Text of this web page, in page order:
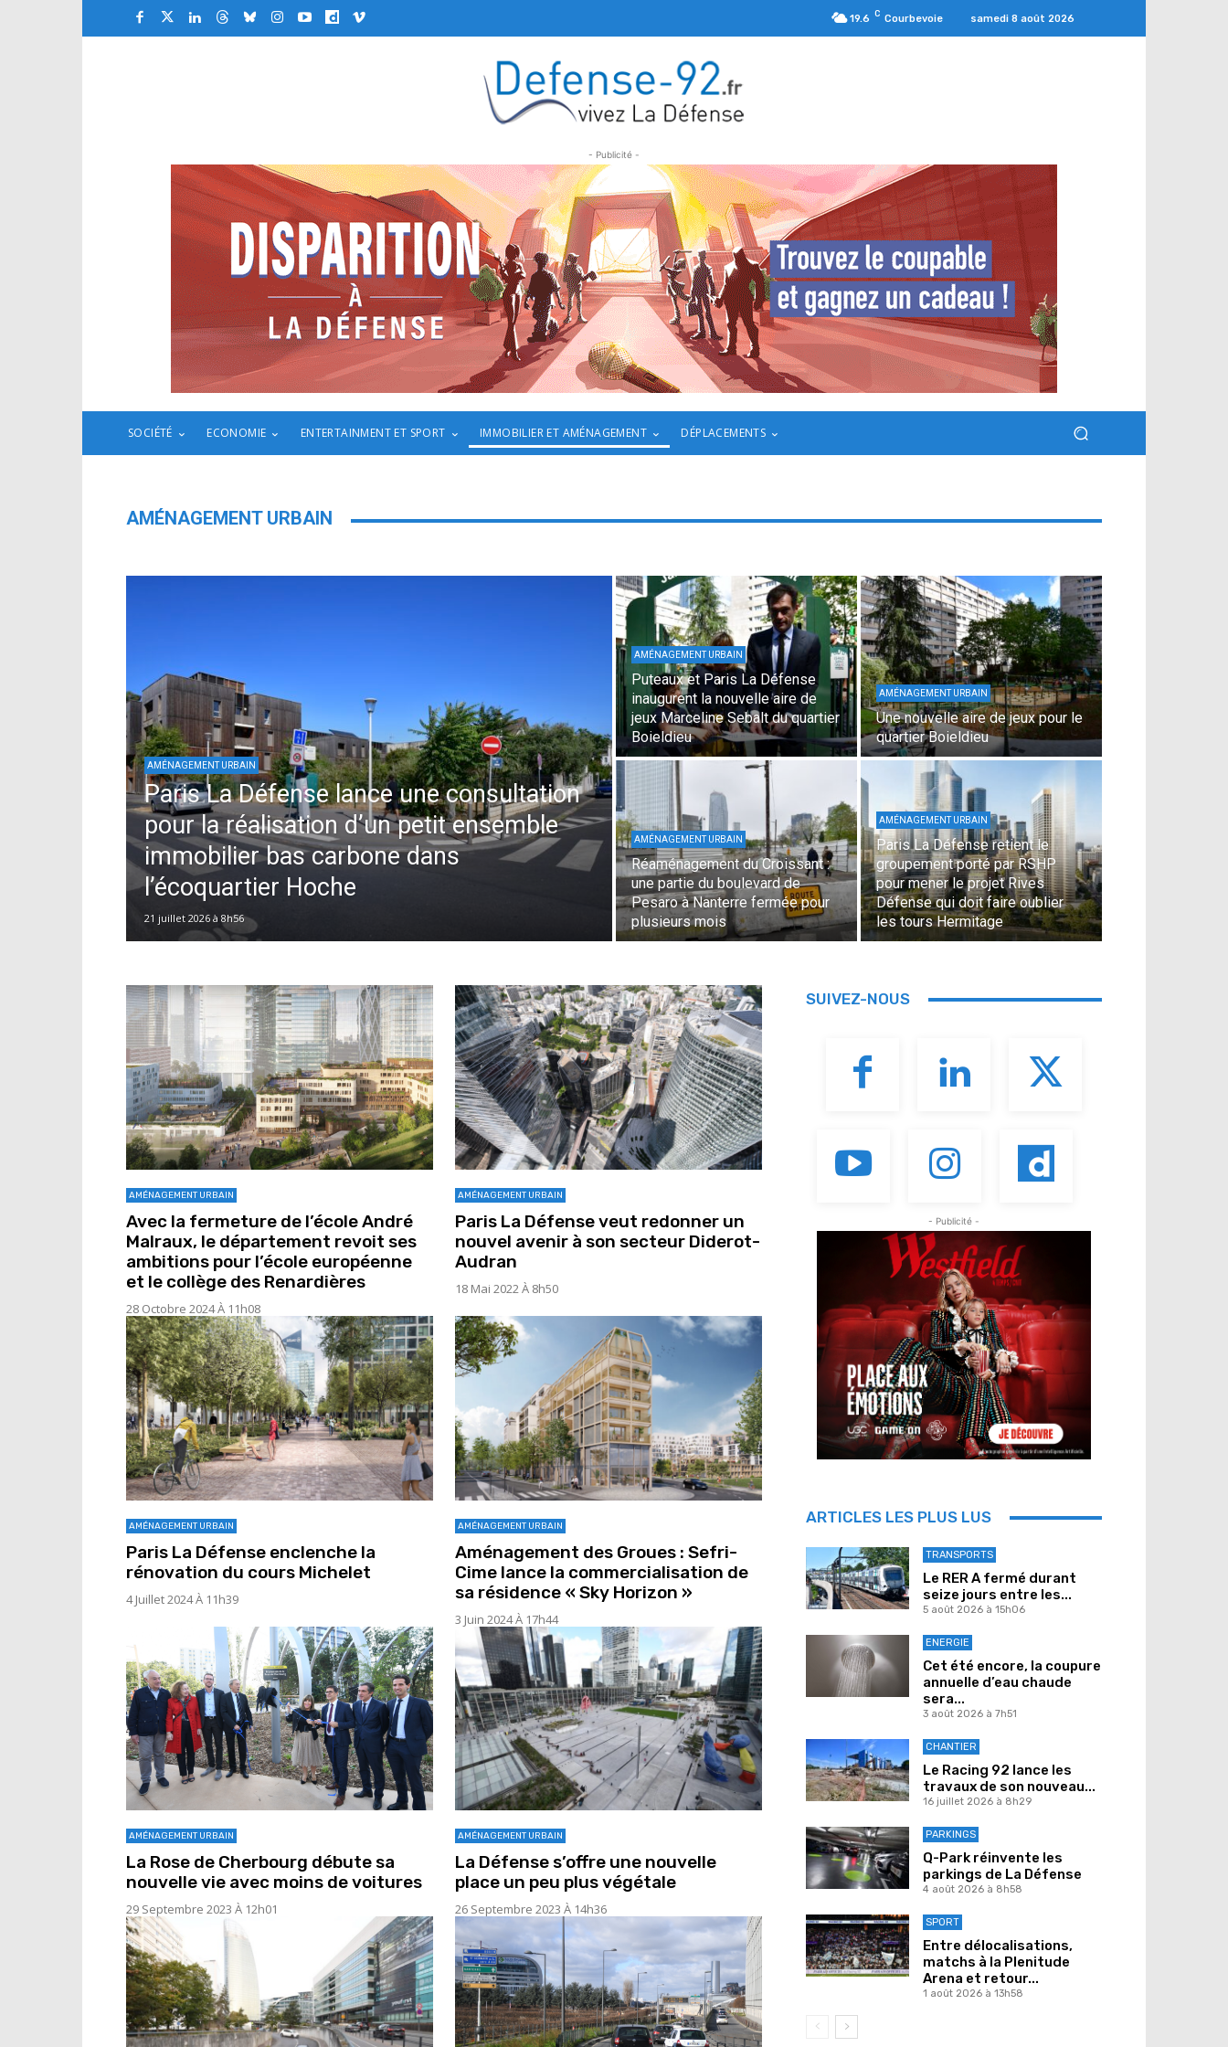
19.6 C Courbevoie samedi 8 août 2026
- Publicité -
SOCIÉTÉ ECONOMIE ENTERTAINMENT ET SPORT IMMOBILIER ET AMÉNAGEMENT DÉPLACEMENTS
AMÉNAGEMENT URBAIN
AMÉNAGEMENT URBAIN
Paris La Défense lance une consultation
pour la réalisation d’un petit ensemble
immobilier bas carbone dans
l’écoquartier Hoche
21 juillet 2026 à 8h56
AMÉNAGEMENT URBAIN
Puteaux et Paris La Défense
inaugurent la nouvelle aire de
jeux Marceline Sebalt du quartier
Boieldieu
AMÉNAGEMENT URBAIN
Une nouvelle aire de jeux pour le
quartier Boieldieu
AMÉNAGEMENT URBAIN
Réaménagement du Croissant :
une partie du boulevard de
Pesaro à Nanterre fermée pour
plusieurs mois
AMÉNAGEMENT URBAIN
Paris La Défense retient le
groupement porté par RSHP
pour mener le projet Rives
Défense qui doit faire oublier
les tours Hermitage
AMÉNAGEMENT URBAIN
Avec la fermeture de l’école André
Malraux, le département revoit ses
ambitions pour l’école européenne
et le collège des Renardières
28 Octobre 2024 À 11h08
AMÉNAGEMENT URBAIN
Paris La Défense veut redonner un
nouvel avenir à son secteur Diderot-
Audran
18 Mai 2022 À 8h50
AMÉNAGEMENT URBAIN
Paris La Défense enclenche la
rénovation du cours Michelet
4 Juillet 2024 À 11h39
AMÉNAGEMENT URBAIN
Aménagement des Groues : Sefri-
Cime lance la commercialisation de
sa résidence « Sky Horizon »
3 Juin 2024 À 17h44
AMÉNAGEMENT URBAIN
La Rose de Cherbourg débute sa
nouvelle vie avec moins de voitures
29 Septembre 2023 À 12h01
AMÉNAGEMENT URBAIN
La Défense s’offre une nouvelle
place un peu plus végétale
26 Septembre 2023 À 14h36
SUIVEZ-NOUS
- Publicité -
ARTICLES LES PLUS LUS
TRANSPORTS
Le RER A fermé durant
seize jours entre les...
5 août 2026 à 15h06
ENERGIE
Cet été encore, la coupure
annuelle d’eau chaude
sera...
3 août 2026 à 7h51
CHANTIER
Le Racing 92 lance les
travaux de son nouveau...
16 juillet 2026 à 8h29
PARKINGS
Q-Park réinvente les
parkings de La Défense
4 août 2026 à 8h58
SPORT
Entre délocalisations,
matchs à la Plenitude
Arena et retour...
1 août 2026 à 13h58